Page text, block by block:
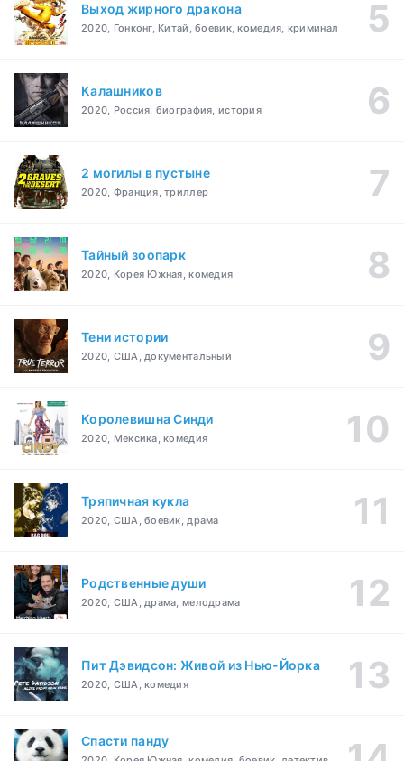
Выход жирного дракона
2020, Гонконг, Китай, боевик, комедия, криминал
Калашников
2020, Россия, биография, история
2 могилы в пустыне
2020, Франция, триллер
Тайный зоопарк
2020, Корея Южная, комедия
Тени истории
2020, США, документальный
Королевишна Синди
2020, Мексика, комедия
Тряпичная кукла
2020, США, боевик, драма
Родственные души
2020, США, драма, мелодрама
Пит Дэвидсон: Живой из Нью-Йорка
2020, США, комедия
Спасти панду